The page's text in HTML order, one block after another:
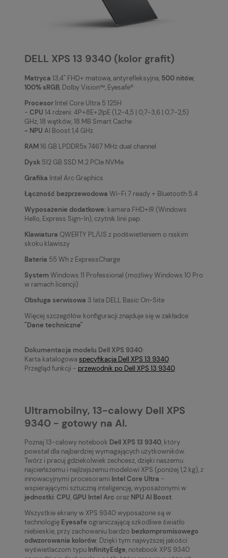
DELL XPS 13 9340 (kolor grafit)
Matryca 13,4'' FHD+ matowa, antyrefleksyjna, 500 nitów,
100% sRGB, Dolby Vision™, Eyesafe®
Procesor Intel Core Ultra 5 125H
- CPU 14 rdzeni: 4P+8E+2lpE (1,2-4,5 | 0,7-3,6 | 0,7-2,5)
GHz, 18 wątków, 18 MB Smart Cache
- NPU AI Boost 1,4 GHz
RAM16 GB LPDDR5x 7467 MHz dual channel
Dysk 512 GB SSD M.2 PCIe NVMe
Grafika Intel Arc Graphics
Łączność bezprzewodowa Wi-Fi 7 ready + Bluetooth 5.4
Wyposażenie dodatkowe: kamera FHD+IR (Windows
Hello, Express Sign-In), czytnik linii pap.
Klawiatura QWERTY PL/US z podświetleniem o niskim
skoku klawiszy
Bateria 55 Wh z ExpressCharge
SystemWindows 11 Professional (możliwy Windows 10 Pro
w ramach licencji)
Obsługa serwisowa 3 lata DELL Basic On-Site
Więcej szczegółów konfiguracji znajduje się w zakładce
"Dane techniczne"
Dokumentacja modelu Dell XPS 9340:
Karta katalogowa specyfikacja Dell XPS 13 9340.
Przegląd funkcji - przewodnik po Dell XPS 13 9340.
Ultramobilny, 13-calowy Dell XPS
9340 - gotowy na AI.
Poznaj 13-calowy notebook Dell XPS 13 9340, który
powstał dla najbardziej wymagających użytkowników.
Twórz i pracuj gdziekolwiek zechcesz, dzięki naszemu
najcieńszemu i najlżejszemu modelowi XPS (poniżej 1,2 kg), z
innowacyjnymi procesorami Intel Core Ultra -
wspierającymi sztuczną inteligencję, wyposażonymi w
jednostki: CPU,GPU Intel Arc oraz NPU AI Boost.
Wszystkie ekrany w XPS 9340 wyposażone są w
technologię Eyesafe ograniczającą szkodliwe światło
niebieskie, przy zachowaniu bardzo bezkompromisowego
odwzorowania kolorów. Dzięki tym najwyższej jakości
wyświetlaczom typu InfinityEdge, notebook XPS 9340